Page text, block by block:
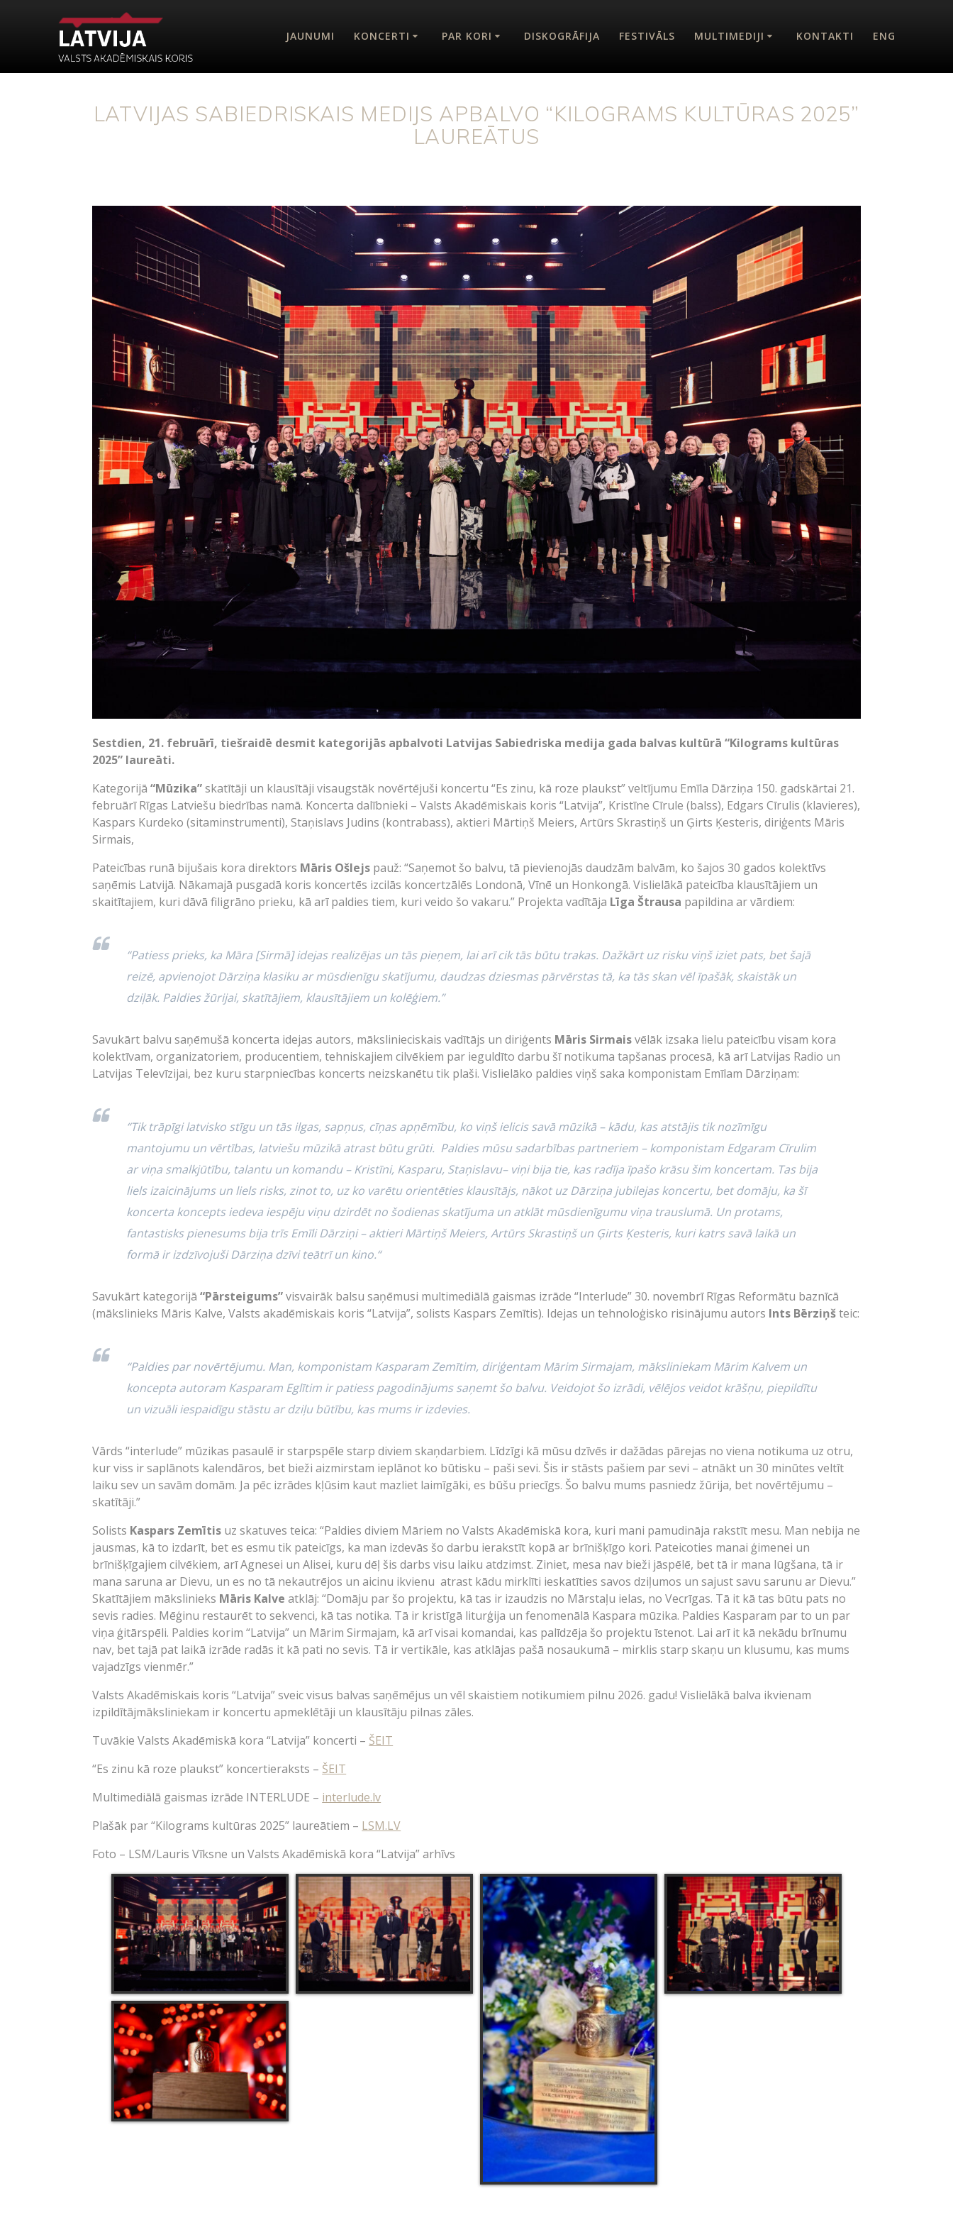
JAUNUMI KONCERTI PAR KORI DISKOGRĀFIJA FESTIVĀLS MULTIMEDIJI KONTAKTI ENG
LATVIJAS SABIEDRISKAIS MEDIJS APBALVO “KILOGRAMS KULTŪRAS 2025”
LAUREĀTUS
Sestdien, 21. februārī, tiešraidē desmit kategorijās apbalvoti Latvijas Sabiedriska medija gada balvas kultūrā “Kilograms kultūras
2025” laureāti.
Kategorijā“Mūzika”skatītāji un klausītāji visaugstāk novērtējuši koncertu “Es zinu, kā roze plaukst” veltījumu Emīla Dārziņa 150. gadskārtai 21.
februārī Rīgas Latviešu biedrības namā. Koncerta dalībnieki – Valsts Akadēmiskais koris “Latvija”, Kristīne Cīrule (balss), Edgars Cīrulis (klavieres),
Kaspars Kurdeko (sitaminstrumenti), Staņislavs Judins (kontrabass), aktieri Mārtiņš Meiers, Artūrs Skrastiņš un Ģirts Ķesteris, diriģents Māris
Sirmais,
Pateicības runā bijušais kora direktors Māris Ošlejs pauž: “Saņemot šo balvu, tā pievienojās daudzām balvām, ko šajos 30 gados kolektīvs
saņēmis Latvijā. Nākamajā pusgadā koris koncertēs izcilās koncertzālēs Londonā, Vīnē un Honkongā. Vislielākā pateicība klausītājiem un
skaitītajiem, kuri dāvā filigrāno prieku, kā arī paldies tiem, kuri veido šo vakaru.” Projekta vadītāja Līga Štrausa papildina ar vārdiem:
“Patiess prieks, ka Māra [Sirmā] idejas realizējas un tās pieņem, lai arī cik tās būtu trakas. Dažkārt uz risku viņš iziet pats, bet šajā
reizē, apvienojot Dārziņa klasiku ar mūsdienīgu skatījumu, daudzas dziesmas pārvērstas tā, ka tās skan vēl īpašāk, skaistāk un
dziļāk. Paldies žūrijai, skatītājiem, klausītājiem un kolēģiem.”
Savukārt balvu saņēmušā koncerta idejas autors, mākslinieciskais vadītājs un diriģents Māris Sirmaisvēlāk izsaka lielu pateicību visam kora
kolektīvam, organizatoriem, producentiem, tehniskajiem cilvēkiem par ieguldīto darbu šī notikuma tapšanas procesā, kā arī Latvijas Radio un
Latvijas Televīzijai, bez kuru starpniecības koncerts neizskanētu tik plaši. Vislielāko paldies viņš saka komponistam Emīlam Dārziņam:
“Tik trāpīgi latvisko stīgu un tās ilgas, sapņus, cīņas apņēmību, ko viņš ielicis savā mūzikā – kādu, kas atstājis tik nozīmīgu
mantojumu un vērtības, latviešu mūzikā atrast būtu grūti. Paldies mūsu sadarbības partneriem – komponistam Edgaram Cīrulim
ar viņa smalkjūtību, talantu un komandu – Kristīni, Kasparu, Staņislavu– viņi bija tie, kas radīja īpašo krāsu šim koncertam. Tas bija
liels izaicinājums un liels risks, zinot to, uz ko varētu orientēties klausītājs, nākot uz Dārziņa jubilejas koncertu, bet domāju, ka šī
koncerta koncepts iedeva iespēju viņu dzirdēt no šodienas skatījuma un atklāt mūsdienīgumu viņa trauslumā. Un protams,
fantastisks pienesums bija trīs Emīli Dārziņi – aktieri Mārtiņš Meiers, Artūrs Skrastiņš un Ģirts Ķesteris, kuri katrs savā laikā un
formā ir izdzīvojuši Dārziņa dzīvi teātrī un kino.“
Savukārt kategorijā“Pārsteigums”visvairāk balsu saņēmusi multimediālā gaismas izrāde “Interlude” 30. novembrī Rīgas Reformātu baznīcā
(mākslinieks Māris Kalve, Valsts akadēmiskais koris “Latvija”, solists Kaspars Zemītis). Idejas un tehnoloģisko risinājumu autors Ints Bērziņšteic:
“Paldies par novērtējumu. Man, komponistam Kasparam Zemītim, diriģentam Mārim Sirmajam, māksliniekam Mārim Kalvem un
koncepta autoram Kasparam Eglītim ir patiess pagodinājums saņemt šo balvu. Veidojot šo izrādi, vēlējos veidot krāšņu, piepildītu
un vizuāli iespaidīgu stāstu ar dziļu būtību, kas mums ir izdevies.
Vārds “interlude” mūzikas pasaulē ir starpspēle starp diviem skaņdarbiem. Līdzīgi kā mūsu dzīvēs ir dažādas pārejas no viena notikuma uz otru,
kur viss ir saplānots kalendāros, bet bieži aizmirstam ieplānot ko būtisku – paši sevi. Šis ir stāsts pašiem par sevi – atnākt un 30 minūtes veltīt
laiku sev un savām domām. Ja pēc izrādes kļūsim kaut mazliet laimīgāki, es būšu priecīgs. Šo balvu mums pasniedz žūrija, bet novērtējumu –
skatītāji.”
Solists Kaspars Zemītis uz skatuves teica: “Paldies diviem Māriem no Valsts Akadēmiskā kora, kuri mani pamudināja rakstīt mesu. Man nebija ne
jausmas, kā to izdarīt, bet es esmu tik pateicīgs, ka man izdevās šo darbu ierakstīt kopā ar brīnišķīgo kori. Pateicoties manai ģimenei un
brīnišķīgajiem cilvēkiem, arī Agnesei un Alisei, kuru dēļ šis darbs visu laiku atdzimst. Ziniet, mesa nav bieži jāspēlē, bet tā ir mana lūgšana, tā ir
mana saruna ar Dievu, un es no tā nekautrējos un aicinu ikvienu atrast kādu mirklīti ieskatīties savos dziļumos un sajust savu sarunu ar Dievu.”
Skatītājiem mākslinieks Māris Kalve atklāj: “Domāju par šo projektu, kā tas ir izaudzis no Mārstaļu ielas, no Vecrīgas. Tā it kā tas būtu pats no
sevis radies. Mēģinu restaurēt to sekvenci, kā tas notika. Tā ir kristīgā liturģija un fenomenālā Kaspara mūzika. Paldies Kasparam par to un par
viņa ģitārspēli. Paldies korim “Latvija” un Mārim Sirmajam, kā arī visai komandai, kas palīdzēja šo projektu īstenot. Lai arī it kā nekādu brīnumu
nav, bet tajā pat laikā izrāde radās it kā pati no sevis. Tā ir vertikāle, kas atklājas pašā nosaukumā – mirklis starp skaņu un klusumu, kas mums
vajadzīgs vienmēr.”
Valsts Akadēmiskais koris “Latvija” sveic visus balvas saņēmējus un vēl skaistiem notikumiem pilnu 2026. gadu! Vislielākā balva ikvienam
izpildītājmāksliniekam ir koncertu apmeklētāji un klausītāju pilnas zāles.
Tuvākie Valsts Akadēmiskā kora “Latvija” koncerti – ŠEIT
“Es zinu kā roze plaukst” koncertieraksts – ŠEIT
Multimediālā gaismas izrāde INTERLUDE – interlude.lv
Plašāk par “Kilograms kultūras 2025” laureātiem – LSM.LV
Foto – LSM/Lauris Vīksne un Valsts Akadēmiskā kora “Latvija” arhīvs